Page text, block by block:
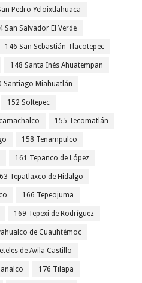
Pedro Yeloixtlahuaca
San Salvador El Verde
146 San Sebastián Tlacotepec
148 Santa Inés Ahuatempan
Santiago Miahuatlán
152 Soltepec
155 Tecomatlán
158 Tenampulco
161 Tepanco de López
Tepatlaxco de Hidalgo
166 Tepeojuma
169 Tepexi de Rodríguez
de Cuauhtémoc
de Avila Castillo
176 Tilapa